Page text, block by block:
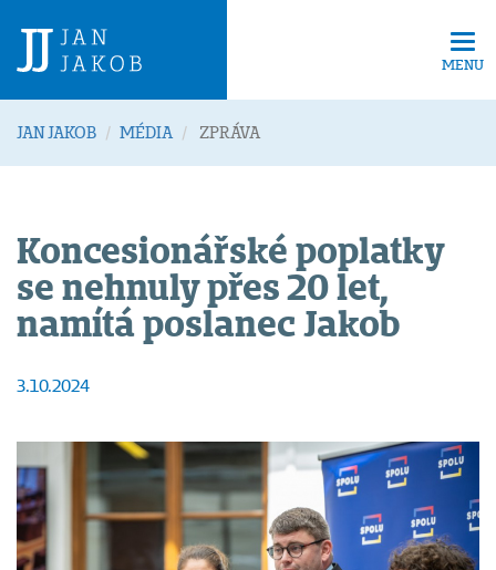
MENU
JAN JAKOB MÉDIA ZPRÁVA
Koncesionářské poplatky
se nehnuly přes 20 let,
namítá poslanec Jakob
3.10.2024